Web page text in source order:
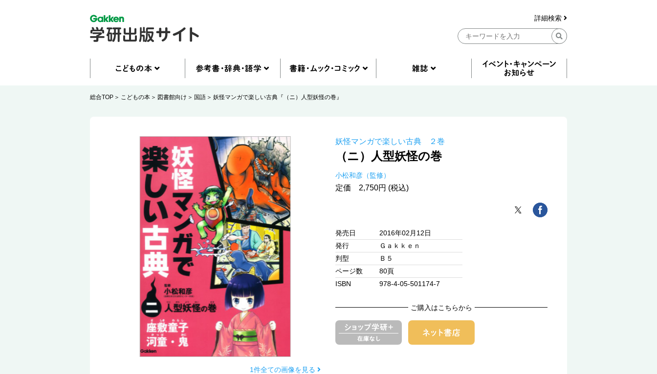
詳細検索
総合TOP こどもの本 図書館向け 国語 妖怪マンガで楽しい古典『（ニ）人型妖怪の巻』
1件全ての画像を見る
妖怪マンガで楽しい古典 ２巻
（ニ）人型妖怪の巻
小松和彦（監修）
定価 2,750円 (税込)
発売日
2016年02月12日
発行
Ｇａｋｋｅｎ
判型
Ｂ５
ページ数
80頁
ISBN
978-4-05-501174-7
ご購入はこちらから